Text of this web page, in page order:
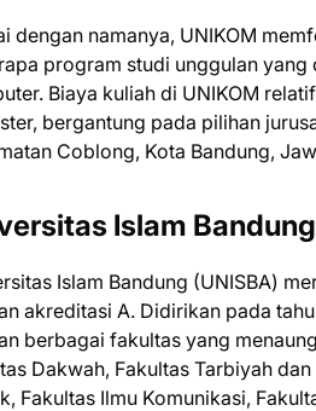
dengan namanya, UNIKOM
program studi unggulan
Biaya kuliah di UNIKOM
bergantung pada pilihan
Coblong, Kota Bandung,
Islam
Islam Bandung (UNISBA)
akreditasi A. Didirikan pada
berbagai fakultas yang
Dakwah, Fakultas Tarbiyah
Fakultas Ilmu Komunikasi,